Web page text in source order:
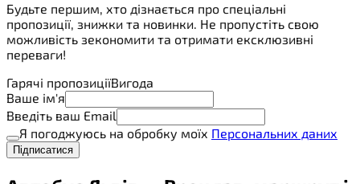
Будьте першим, хто дізнається про спеціальні
пропозиції, знижки та новинки. Не пропустіть свою
можливість зекономити та отримати ексклюзивні
переваги!
Гарячі пропозиціїВигода
Ваше ім'я
Введіть ваш Email
Я погоджуюсь на обробку моїх Персональних даних
Підписатися